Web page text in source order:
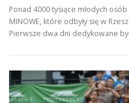
Ponad 4000 tysiące młodych osób
MINOWE, które odbyły się w
Pierwsze dwa dni dedykowane